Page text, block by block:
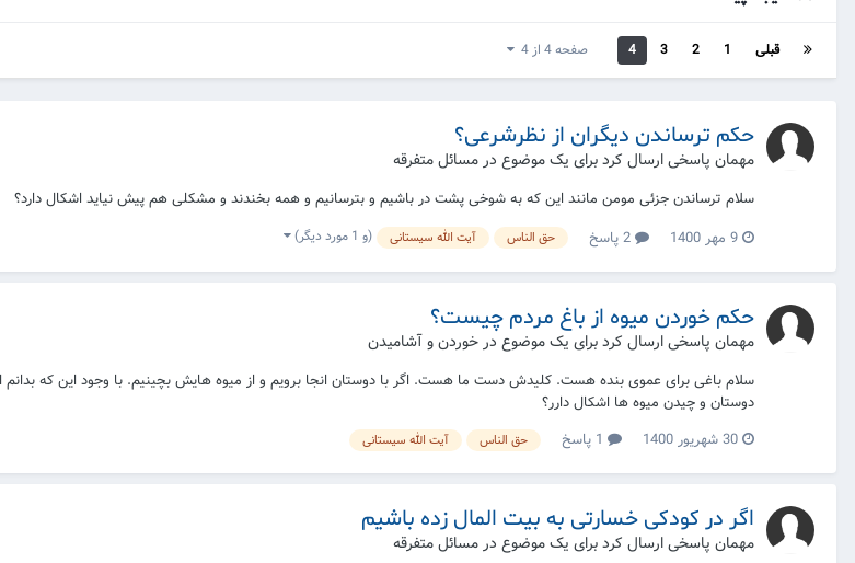
قبلی 1
2
3
4 صفحه 4 از 4
حکم ترساندن دیگران از نظرشرعی؟
مهمان پاسخی ارسال کرد برای یک موضوع در مسائل متفرقه
سلام ترساندن جزئی مومن مانند این که به شوخی پشت در باشیم و بترسانیم و همه بخندند و مشکلی هم پیش نیاید اشکال دارد؟
9 مهر 1400
حق الناس آیت الله سیستانی (و 1 مورد دیگر)
حکم خوردن میوه از باغ مردم چیست؟
مهمان پاسخی ارسال کرد برای یک موضوع در خوردن و آشامیدن
سلام باغی برای عموی بنده هست. کلیدش دست ما هست. اگر با دوستان انجا برویم و از میوه هایش بچینیم. با وجود این که
دوستان و چیدن میوه ها اشکال دارر؟
30 شهریور 1400
حق الناس آیت الله سیستانی
اگر در کودکی خسارتی به بیت المال زده باشیم
مهمان پاسخی ارسال کرد برای یک موضوع در مسائل متفرقه